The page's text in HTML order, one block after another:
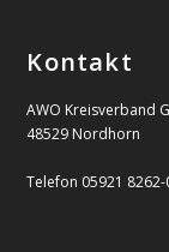
Kontakt
AWO Kreisverband
48529 Nordhorn
Telefon 05921